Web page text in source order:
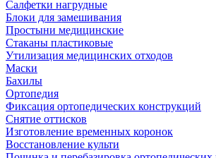
Салфетки нагрудные
Блоки для замешивания
Простыни медицинские
Стаканы пластиковые
Утилизация медицинских отходов
Маски
Бахилы
Ортопедия
Фиксация ортопедических конструкций
Снятие оттисков
Изготовление временных коронок
Восстановление культи